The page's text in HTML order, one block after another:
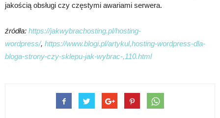
jakością obsługi czy częstymi awariami serwera.
źródła: https://jakwybrachosting.pl/hosting-
wordpress/, https://www.blogi.pl/artykul,hosting-wordpress-dla-
bloga-strony-czy-sklepu-jak-wybrac-,110.html